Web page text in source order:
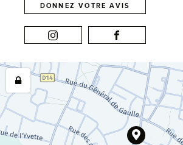
DONNEZ VOTRE AVIS